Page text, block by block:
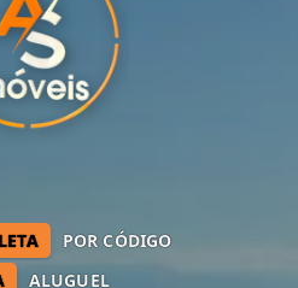
ALUGUEL
POR CÓDIGO